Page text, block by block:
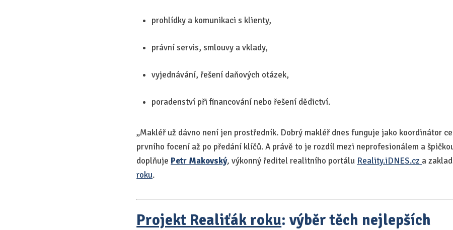
prohlídky a komunikaci s klienty,
právní servis, smlouvy a vklady,
vyjednávání, řešení daňových otázek,
poradenství při financování nebo řešení dědictví.
„Makléř už dávno není jen prostředník. Dobrý makléř dnes funguje jako koordinátor
prvního focení až po předání klíčů. A právě to je rozdíl mezi neprofesionálem a
doplňuje Petr Makovský,výkonný ředitel realitního portálu Reality.iDNES.cz a
roku.
Projekt Realiťák roku: výběr těch nejlepších